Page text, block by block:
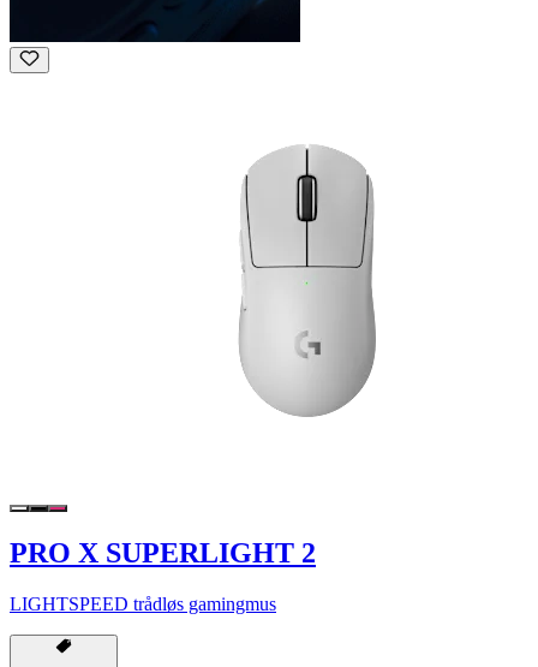
PRO X SUPERLIGHT 2
LIGHTSPEED trådløs gamingmus